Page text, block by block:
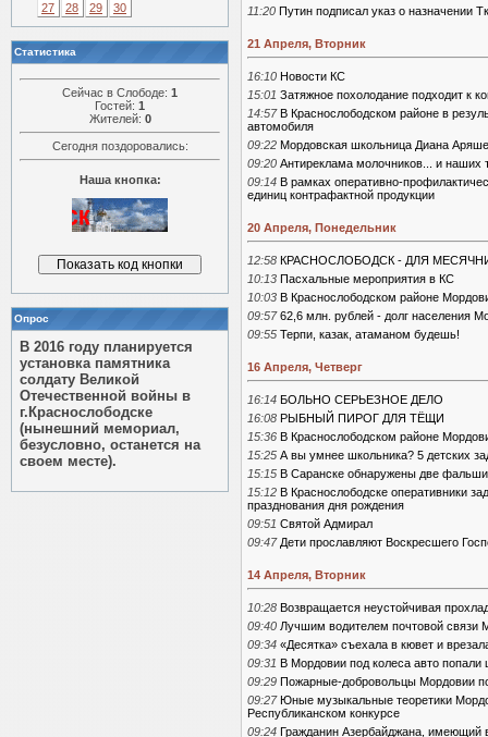
27
28 29 30
Статистика
Сейчас в Слободе: 1
Гостей: 1
Жителей: 0
Сегодня поздоровались:
Наша кнопка:
Опрос
В 2016 году планируется
установка памятника
солдату Великой
Отечественной войны в
г.Краснослободске
(нынешний мемориал,
безусловно, останется на
своем месте).
11:20 Путин подписал указ о назначении
21 Апреля, Вторник
16:10 Новости КС
15:01 Затяжное похолодание подходит к
14:57 В Краснослободском районе в
автомобиля
09:22 Мордовская школьница Диана
09:20 Антиреклама молочников... и наших
09:14 В рамках оперативно-
единиц контрафактной продукции
20 Апреля, Понедельник
12:58 КРАСНОСЛОБОДСК - ДЛЯ
10:13 Пасхальные мероприятия в КС
10:03 В Краснослободском районе
09:57 62,6 млн. рублей - долг населения
09:55 Терпи, казак, атаманом будешь!
16 Апреля, Четверг
16:14 БОЛЬНО СЕРЬЕЗНОЕ ДЕЛО
16:08 РЫБНЫЙ ПИРОГ ДЛЯ ТЁЩИ
15:36 В Краснослободском районе
15:25 А вы умнее школьника? 5 детских
15:15 В Саранске обнаружены две
15:12 В Краснослободске оперативники
празднования дня рождения
09:51 Святой Адмирал
09:47 Дети прославляют Воскресшего
14 Апреля, Вторник
10:28 Возвращается неустойчивая
09:40 Лучшим водителем почтовой связи
09:34 «Десятка» съехала в кювет и
09:31 В Мордовии под колеса авто попали
09:29 Пожарные-добровольцы Мордовии
09:27 Юные музыкальные теоретики
Республиканском конкурсе
09:24 Гражданин Азербайджана, имеющий